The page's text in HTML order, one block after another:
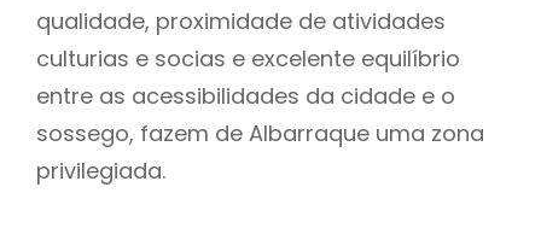
qualidade, proximidade de atividades
culturias e socias e excelente equilíbrio
entre as acessibilidades da cidade e o
sossego, fazem de Albarraque uma zona
privilegiada.